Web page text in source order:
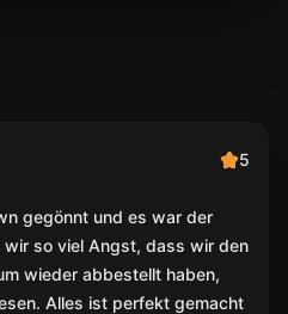
5
gegönnt und es war der
so viel Angst, dass wir den
wieder abbestellt haben,
Alles ist perfekt gemacht